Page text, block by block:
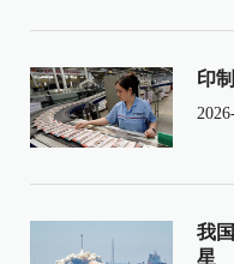
印
我
星